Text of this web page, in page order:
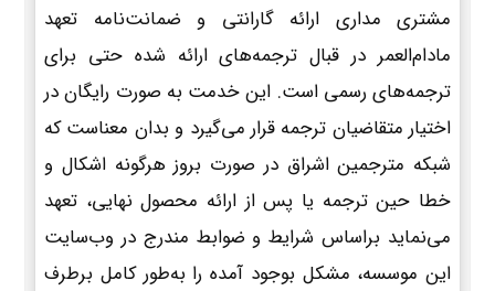
مشتری مداری ارائه گارانتی و ضمانت‌نامه تعهد
مادام‌العمر در قبال ترجمه‌های ارائه شده حتی برای
ترجمه‌های رسمی است. این خدمت به صورت رایگان در
اختیار متقاضیان ترجمه قرار می‌گیرد و بدان معناست که
شبکه مترجمین اشراق در صورت بروز هرگونه اشکال و
خطا حین ترجمه یا پس از ارائه محصول نهایی، تعهد
می‌نماید براساس شرایط و ضوابط مندرج در وب‌سایت
این موسسه، مشکل بوجود آمده را به‌طور کامل برطرف